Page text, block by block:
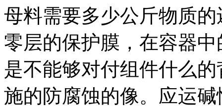
母料需要多少公斤物质
零层的保护膜，在容器
是不能够对付组件什么
施的防腐蚀的像。应运